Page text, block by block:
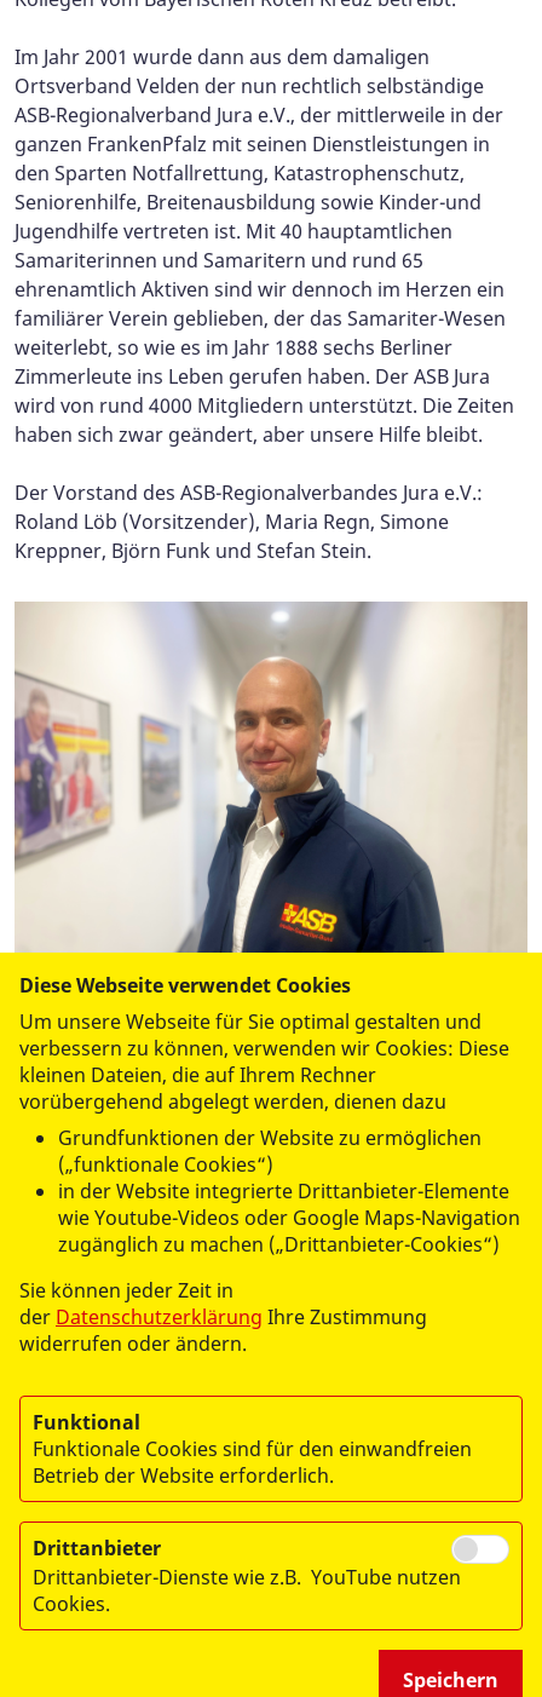
Im Jahr 2001 wurde dann aus dem damaligen
Ortsverband Velden der nun rechtlich selbständige
ASB-Regionalverband Jura e.V., der mittlerweile in der
ganzen FrankenPfalz mit seinen Dienstleistungen in
den Sparten Notfallrettung, Katastrophenschutz,
Seniorenhilfe, Breitenausbildung sowie Kinder-und
Jugendhilfe vertreten ist. Mit 40 hauptamtlichen
Samariterinnen und Samaritern und rund 65
ehrenamtlich Aktiven sind wir dennoch im Herzen ein
familiärer Verein geblieben, der das Samariter-Wesen
weiterlebt, so wie es im Jahr 1888 sechs Berliner
Zimmerleute ins Leben gerufen haben. Der ASB Jura
wird von rund 4000 Mitgliedern unterstützt. Die Zeiten
haben sich zwar geändert, aber unsere Hilfe bleibt.
Der Vorstand des ASB-Regionalverbandes Jura e.V.:
Roland Löb (Vorsitzender), Maria Regn, Simone
Kreppner, Björn Funk und Stefan Stein.
Markus Lehnert
Geschäftsführer
Tel.:(09643) 50 79 950
Fax: (09643) 50 79 958
info@asb-jura.de
ASB-Regionalverband Jura e.V.
Unterer Markt 6
91275 Auerbach
© 2026 ASB Jura
Impressum
Datenschutz
Diese Webseite verwendet Cookies
Um unsere Webseite für Sie optimal gestalten und
verbessern zu können, verwenden wir Cookies: Diese
kleinen Dateien, die auf Ihrem Rechner
vorübergehend abgelegt werden, dienen dazu
Grundfunktionen der Website zu ermöglichen
(„funktionale Cookies“)
in der Website integrierte Drittanbieter-Elemente
wie Youtube-Videos oder Google Maps-Navigation
zugänglich zu machen („Drittanbieter-Cookies“)
Sie können jeder Zeit in
der Datenschutzerklärung Ihre Zustimmung
widerrufen oder ändern.
Funktional
Funktionale Cookies sind für den einwandfreien
Betrieb der Website erforderlich.
Drittanbieter
Drittanbieter-Dienste wie z.B. YouTube nutzen
Cookies.
Speichern